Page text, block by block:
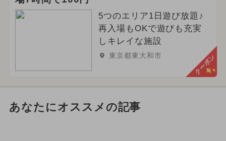
5つのエリア1日遊び放題♪
再入場もOKで遊びも充実
しキレイな施設
東京都東大和市 クーポン
あなたにオススメの記事